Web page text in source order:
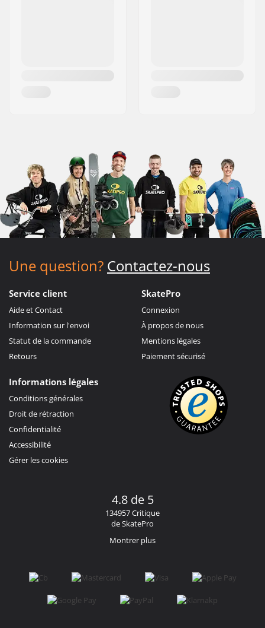
Une question? Contactez-nous
Service client
Aide et Contact
Information sur l'envoi
Statut de la commande
Retours
SkatePro
Connexion
À propos de nous
Mentions légales
Paiement sécurisé
Informations légales
Conditions générales
Droit de rétraction
Confidentialité
Accessibilité
Gérer les cookies
4.8 de 5
134957 Critique
de SkatePro
Montrer plus